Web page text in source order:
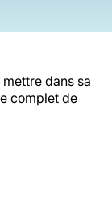
mettre dans sa
complet de